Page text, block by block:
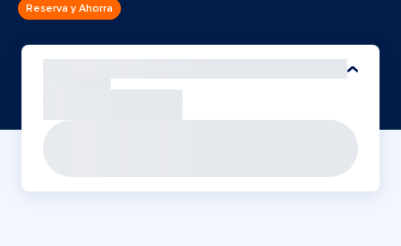
Reserva y Ahorra